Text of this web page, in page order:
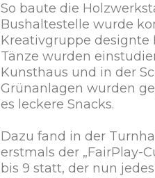
So baute die
Bushaltestelle wurde
Kreativgruppe designte
Tänze wurden
Kunsthaus und in der
Grünanlagen wurden
es leckere Snacks.
Dazu fand in der
erstmals der „FairPlay-
bis 9 statt, der nun